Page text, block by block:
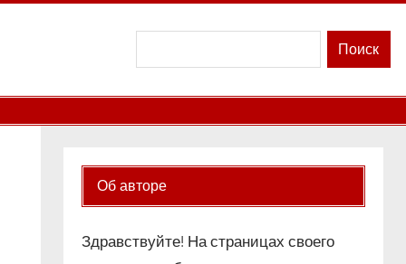
Поиск
Об авторе
Здравствуйте! На страницах своего